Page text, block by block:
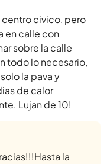
centro civico, pero
en calle con
sobre la calle
todo lo necesario,
la pava y
de calor
Lujan de 10!
la